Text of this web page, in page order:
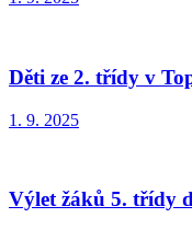
Děti ze 2. třídy v
1. 9. 2025
Výlet žáků 5. třídy